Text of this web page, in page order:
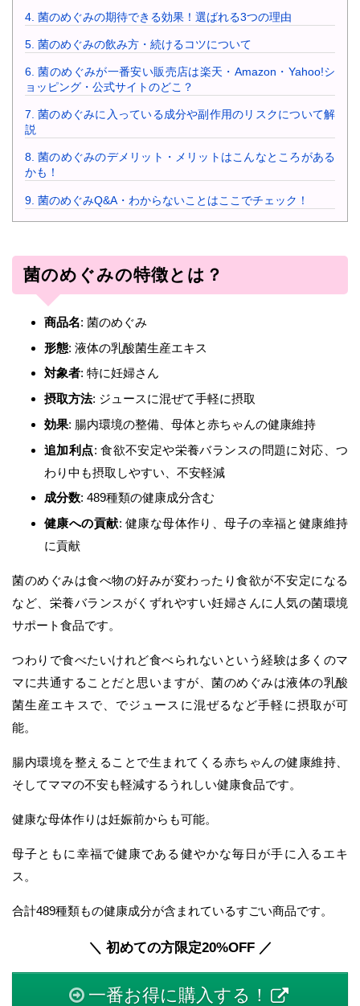
4. 菌のめぐみの期待できる効果！選ばれる3つの理由
5. 菌のめぐみの飲み方・続けるコツについて
6. 菌のめぐみが一番安い販売店は楽天・Amazon・Yahoo!シ
ョッピング・公式サイトのどこ？
7. 菌のめぐみに入っている成分や副作用のリスクについて解
説
8. 菌のめぐみのデメリット・メリットはこんなところがある
かも！
9. 菌のめぐみQ&A・わからないことはここでチェック！
菌のめぐみの特徴とは？
商品名: 菌のめぐみ
形態: 液体の乳酸菌生産エキス
対象者: 特に妊婦さん
摂取方法: ジュースに混ぜて手軽に摂取
効果: 腸内環境の整備、母体と赤ちゃんの健康維持
追加利点: 食欲不安定や栄養バランスの問題に対応、つ
わり中も摂取しやすい、不安軽減
成分数: 489種類の健康成分含む
健康への貢献: 健康な母体作り、母子の幸福と健康維持
に貢献
菌のめぐみは食べ物の好みが変わったり食欲が不安定になる
など、栄養バランスがくずれやすい妊婦さんに人気の菌環境
サポート食品です。
つわりで食べたいけれど食べられないという経験は多くのマ
マに共通することだと思いますが、菌のめぐみは液体の乳酸
菌生産エキスで、でジュースに混ぜるなど手軽に摂取が可
能。
腸内環境を整えることで生まれてくる赤ちゃんの健康維持、
そしてママの不安も軽減するうれしい健康食品です。
健康な母体作りは妊娠前からも可能。
母子ともに幸福で健康である健やかな毎日が手に入るエキ
ス。
合計489種類もの健康成分が含まれているすごい商品です。
＼ 初めての方限定20%OFF ／
一番お得に購入する！